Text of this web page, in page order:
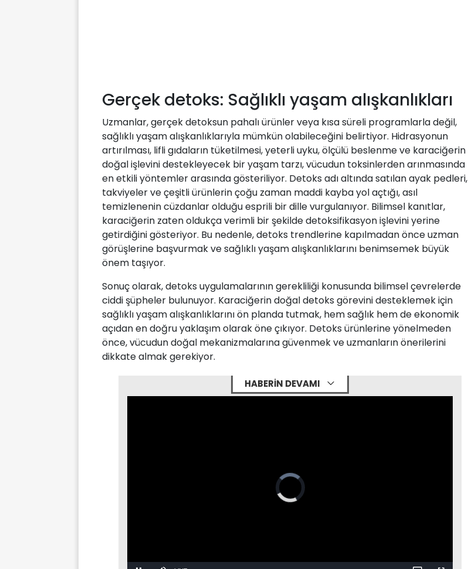
Gerçek detoks: Sağlıklı yaşam alışkanlıkları
Uzmanlar, gerçek detoksun pahalı ürünler veya kısa süreli programlarla değil,
sağlıklı yaşam alışkanlıklarıyla mümkün olabileceğini belirtiyor. Hidrasyonun
artırılması, lifli gıdaların tüketilmesi, yeterli uyku, ölçülü beslenme ve karaciğerin
doğal işlevini destekleyecek bir yaşam tarzı, vücudun toksinlerden arınmasında
en etkili yöntemler arasında gösteriliyor. Detoks adı altında satılan ayak pedleri,
takviyeler ve çeşitli ürünlerin çoğu zaman maddi kayba yol açtığı, asıl
temizlenenin cüzdanlar olduğu esprili bir dille vurgulanıyor. Bilimsel kanıtlar,
karaciğerin zaten oldukça verimli bir şekilde detoksifikasyon işlevini yerine
getirdiğini gösteriyor. Bu nedenle, detoks trendlerine kapılmadan önce uzman
görüşlerine başvurmak ve sağlıklı yaşam alışkanlıklarını benimsemek büyük
önem taşıyor.
Sonuç olarak, detoks uygulamalarının gerekliliği konusunda bilimsel çevrelerde
ciddi şüpheler bulunuyor. Karaciğerin doğal detoks görevini desteklemek için
sağlıklı yaşam alışkanlıklarını ön planda tutmak, hem sağlık hem de ekonomik
açıdan en doğru yaklaşım olarak öne çıkıyor. Detoks ürünlerine yönelmeden
önce, vücudun doğal mekanizmalarına güvenmek ve uzmanların önerilerini
dikkate almak gerekiyor.
HABERİN DEVAMI
Video
Player
is
loading.